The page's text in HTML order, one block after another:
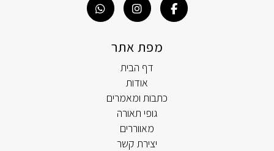
מפת אתר
דף הבית
אודות
כתבות ומאמרים
גופי תאורה
מאווררים
יצירת קשר